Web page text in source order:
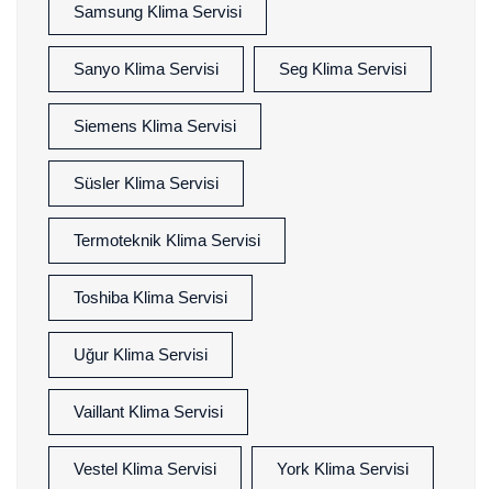
Samsung Klima Servisi
Sanyo Klima Servisi Seg Klima Servisi
Siemens Klima Servisi
Süsler Klima Servisi
Termoteknik Klima Servisi
Toshiba Klima Servisi
Uğur Klima Servisi
Vaillant Klima Servisi
Vestel Klima Servisi York Klima Servisi